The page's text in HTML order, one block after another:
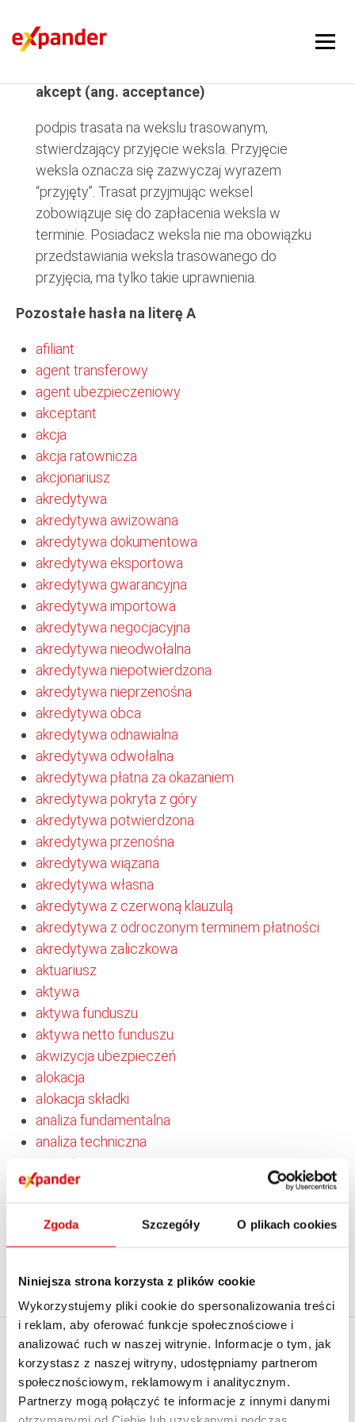
Zgoda Szczegóły O plikach cookies
Niniejsza strona korzysta z plików cookie
Wykorzystujemy pliki cookie do spersonalizowania treści
i reklam, aby oferować funkcje społecznościowe i
analizować ruch w naszej witrynie. Informacje o tym, jak
korzystasz z naszej witryny, udostępniamy partnerom
społecznościowym, reklamowym i analitycznym.
Partnerzy mogą połączyć te informacje z innymi danymi
akcept (ang. acceptance)
podpis trasata na wekslu trasowanym,
stwierdzający przyjęcie weksla. Przyjęcie
weksla oznacza się zazwyczaj wyrazem
“przyjęty”. Trasat przyjmując weksel
zobowiązuje się do zapłacenia weksla w
terminie. Posiadacz weksla nie ma obowiązku
przedstawiania weksla trasowanego do
przyjęcia, ma tylko takie uprawnienia.
Pozostałe hasła na literę A
afiliant
agent transferowy
agent ubezpieczeniowy
akceptant
akcja
akcja ratownicza
akcjonariusz
akredytywa
akredytywa awizowana
akredytywa dokumentowa
akredytywa eksportowa
akredytywa gwarancyjna
akredytywa importowa
akredytywa negocjacyjna
akredytywa nieodwołalna
akredytywa niepotwierdzona
akredytywa nieprzenośna
akredytywa obca
akredytywa odnawialna
akredytywa odwołalna
akredytywa płatna za okazaniem
akredytywa pokryta z góry
akredytywa potwierdzona
akredytywa przenośna
akredytywa wiązana
akredytywa własna
akredytywa z czerwoną klauzulą
akredytywa z odroczonym terminem płatności
akredytywa zaliczkowa
aktuariusz
aktywa
aktywa funduszu
aktywa netto funduszu
akwizycja ubezpieczeń
alokacja
alokacja składki
analiza fundamentalna
analiza techniczna
animator
arbitraż
asekuracja
asset management
awal
EXPANDER
O firmie
Kontakt z Expanderem
KALKULATORY
Kredytowe
Emerytalne